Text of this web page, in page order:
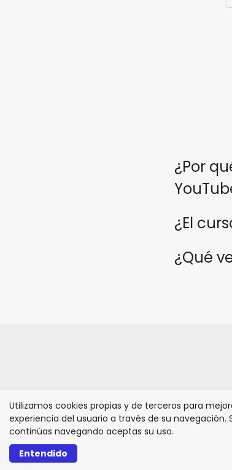
¿Por
¿El
¿Qué
Utilizamos cookies propias y de terceros para
experiencia del usuario a través de su navegación.
continúas navegando aceptas su uso.
Entendido